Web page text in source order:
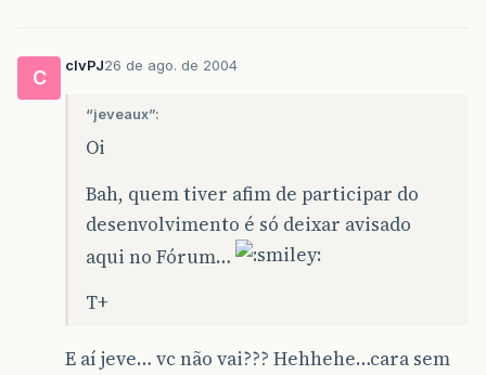
C
clvPJ26 de ago. de 2004
“jeveaux”:
Oi
Bah, quem tiver afim de participar do
desenvolvimento é só deixar avisado
aqui no Fórum…
T+
E aí jeve… vc não vai??? Hehhehe…cara sem